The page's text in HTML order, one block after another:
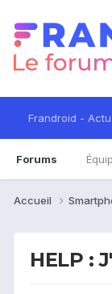
Frandroid -
Forums
Accueil
HELP :